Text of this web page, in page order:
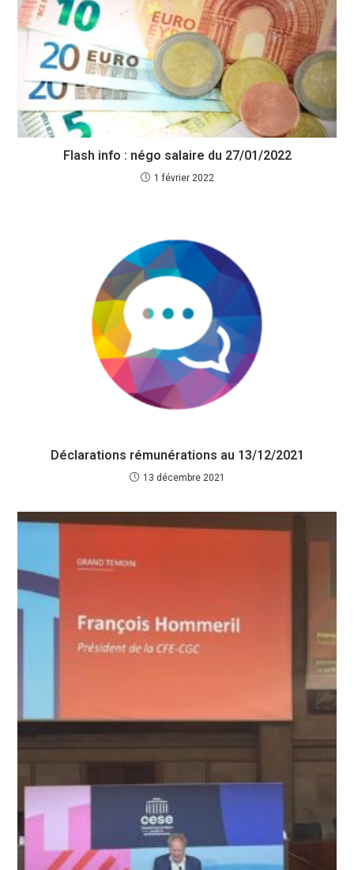
Flash info : négo salaire du 27/01/2022
1 février 2022
Déclarations rémunérations au 13/12/2021
13 décembre 2021